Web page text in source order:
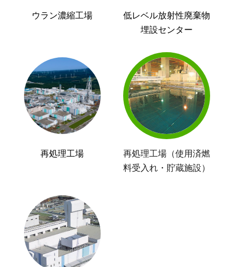
ウラン濃縮工場
低レベル放射性廃棄物
埋設センター
再処理工場
再処理工場（使用済燃
料受入れ・貯蔵施設）